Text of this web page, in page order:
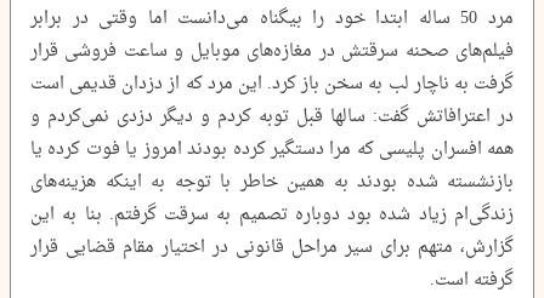
مرد 50 ساله ابتدا خود را بیگناه می‌دانست اما وقتی در برابر
فیلم‌های صحنه سرقتش در مغازه‌های موبایل و ساعت فروشی قرار
گرفت به ناچار لب به سخن باز کرد. این مرد که از دزدان قدیمی است
در اعترافاتش گفت: سالها قبل توبه کردم و دیگر دزدی نمی‌کردم و
همه افسران پلیسی که مرا دستگیر کرده بودند امروز یا فوت کرده یا
بازنشسته شده بودند به همین خاطر با توجه به اینکه هزینه‌های
زندگی‌ام زیاد شده بود دوباره تصمیم به سرقت گرفتم. بنا به این
گزارش، متهم برای سیر مراحل قانونی در اختیار مقام قضایی قرار
گرفته است.